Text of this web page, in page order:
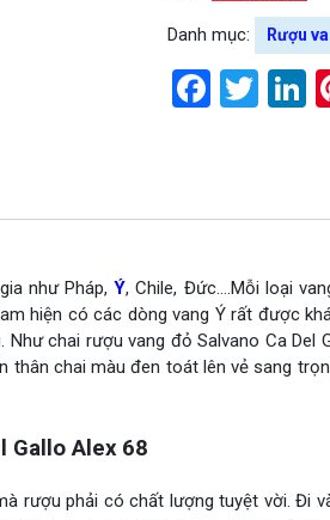
Danh mục: Rượu
như Pháp,Ý, Chile, Đức….Mỗi loại
hiện có các dòng vang Ý rất được
chai rượu vang đỏ Salvano Ca Del
thân chai màu đen toát lên vẻ sang
Gallo Alex 68
rượu phải có chất lượng tuyệt vời. Đi